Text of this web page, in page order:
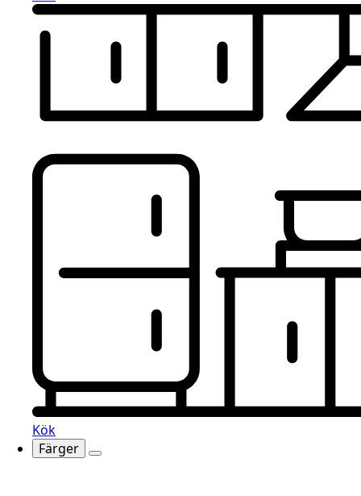
Kök
Färger